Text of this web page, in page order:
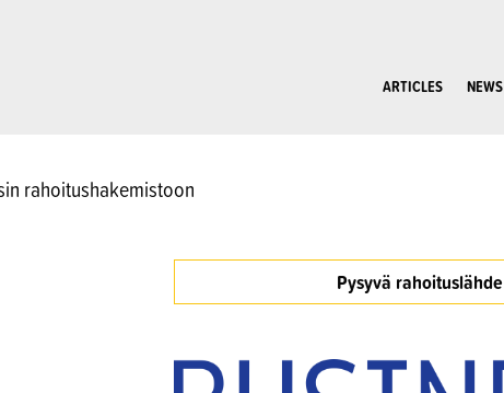
ARTICLES NEWS
rahoitushakemistoon
Pysyvä rahoituslähde